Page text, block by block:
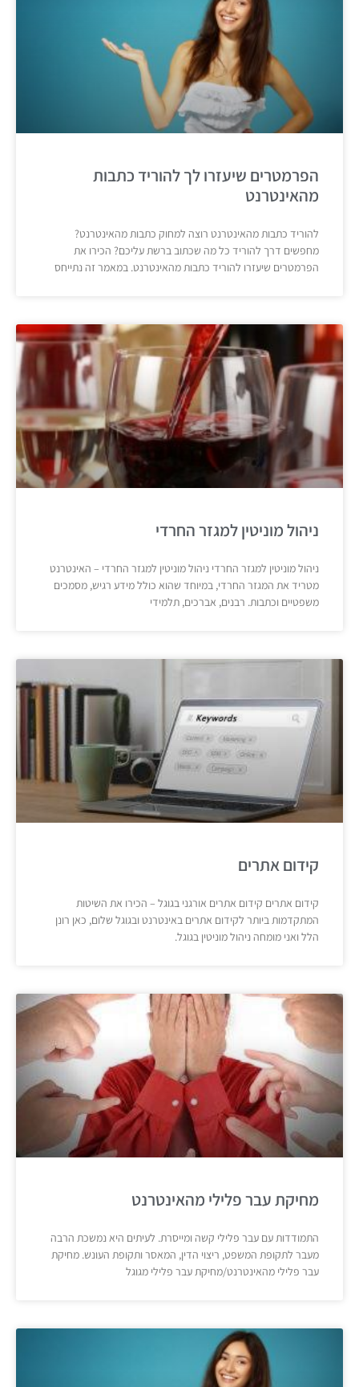
הפרמטרים שיעזרו לך להוריד כתבות
מהאינטרנט
להוריד כתבות מהאינטרנט רוצה למחוק כתבות מהאינטרנט?
מחפשים דרך להוריד כל מה שכתוב ברשת עליכם? הכירו את
הפרמטרים שיעזרו להוריד כתבות מהאינטרנט. במאמר זה נתייחס
ניהול מוניטין למגזר החרדי
ניהול מוניטין למגזר החרדי ניהול מוניטין למגזר החרדי – האינטרנט
מטריד את המגזר החרדי, במיוחד שהוא כולל מידע רגיש, מסמכים
משפטיים וכתבות. רבנים, אברכים, תלמידי
קידום אתרים
קידום אתרים קידום אתרים אורגני בגוגל – הכירו את השיטות
המתקדמות ביותר לקידום אתרים באינטרנט ובגוגל שלום, כאן רונן
הלל ואני מומחה ניהול מוניטין בגוגל.
מחיקת עבר פלילי מהאינטרנט
התמודדות עם עבר פלילי קשה ומייסרת. לעיתים היא נמשכת הרבה
מעבר לתקופת המשפט, ריצוי הדין, המאסר ותקופת העונש. מחיקת
עבר פלילי מהאינטרנט/מחיקת עבר פלילי מגוגל